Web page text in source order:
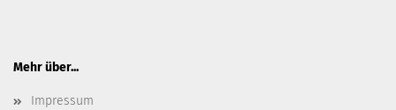
Mehr über...
Impressum